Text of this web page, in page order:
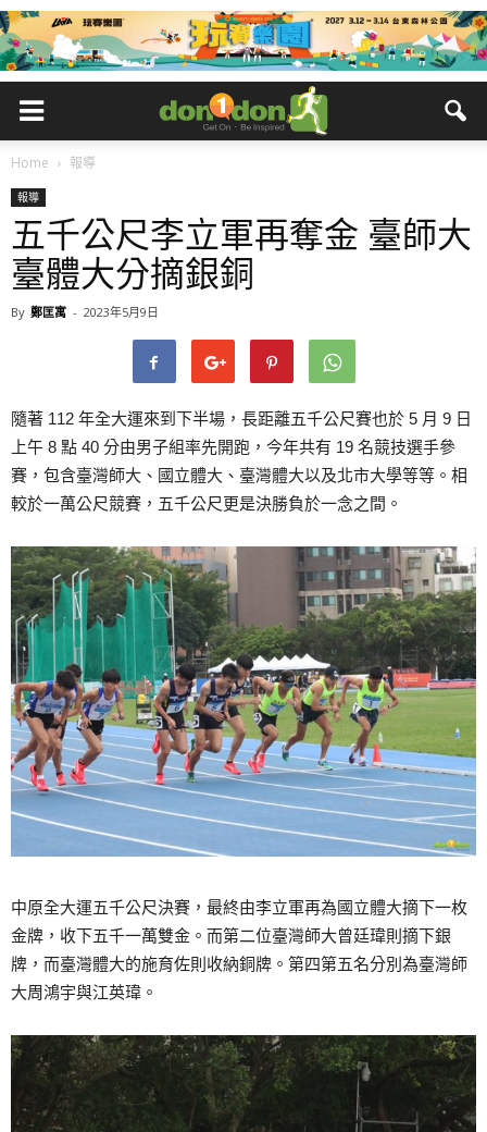
Home 報導
報導
五千公尺李立軍再奪金 臺師大
臺體大分摘銀銅
By 鄭匡寓 - 2023年5月9日
隨著 112 年全大運來到下半場，長距離五千公尺賽也於 5 月 9 日
上午 8 點 40 分由男子組率先開跑，今年共有 19 名競技選手參
賽，包含臺灣師大、國立體大、臺灣體大以及北市大學等等。相
較於一萬公尺競賽，五千公尺更是決勝負於一念之間。
中原全大運五千公尺決賽，最終由李立軍再為國立體大摘下一枚
金牌，收下五千一萬雙金。而第二位臺灣師大曾廷瑋則摘下銀
牌，而臺灣體大的施育佐則收納銅牌。第四第五名分別為臺灣師
大周鴻宇與江英瑋。